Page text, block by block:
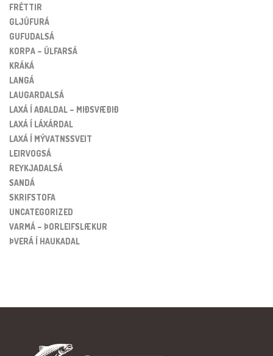
FRÉTTIR
GLJÚFURÁ
GUFUDALSÁ
KORPA – ÚLFARSÁ
KRÁKÁ
LANGÁ
LAUGARDALSÁ
LAXÁ Í AÐALDAL – MIÐSVÆÐIÐ
LAXÁ Í LÁXÁRDAL
LAXÁ Í MÝVATNSSVEIT
LEIRVOGSÁ
REYKJADALSÁ
SANDÁ
SKRIFSTOFA
UNCATEGORIZED
VARMÁ – ÞORLEIFSLÆKUR
ÞVERÁ Í HAUKADAL